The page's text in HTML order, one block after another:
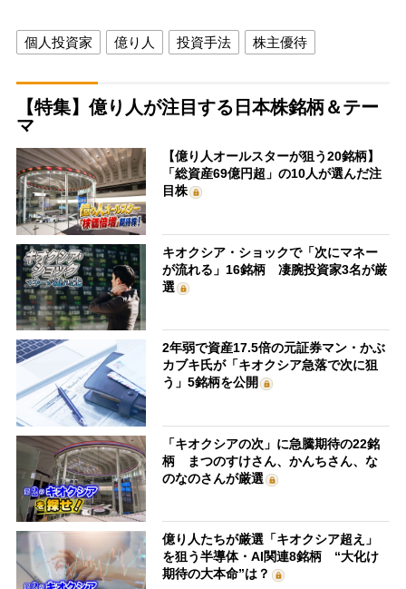
個人投資家 億り人 投資手法 株主優待
【特集】億り人が注目する日本株銘柄＆テー
マ
【億り人オールスターが狙う20銘柄】
「総資産69億円超」の10人が選んだ注
目株
キオクシア・ショックで「次にマネー
が流れる」16銘柄 凄腕投資家3名が厳
選
2年弱で資産17.5倍の元証券マン・かぶ
カブキ氏が「キオクシア急落で次に狙
う」5銘柄を公開
「キオクシアの次」に急騰期待の22銘
柄 まつのすけさん、かんちさん、な
のなのさんが厳選
億り人たちが厳選「キオクシア超え」
を狙う半導体・AI関連8銘柄 “大化け
期待の大本命”は？